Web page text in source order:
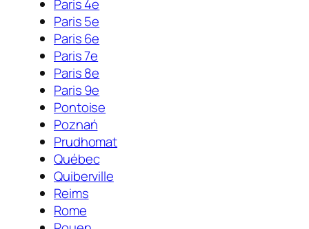
Paris 4e
Paris 5e
Paris 6e
Paris 7e
Paris 8e
Paris 9e
Pontoise
Poznań
Prudhomat
Québec
Quiberville
Reims
Rome